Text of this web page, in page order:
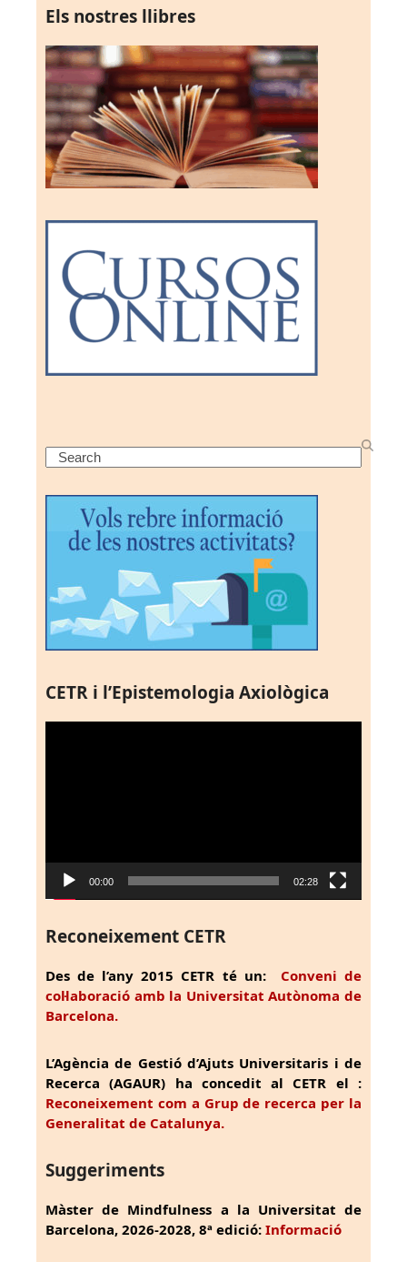
Els nostres llibres
Search
CETR i l’Epistemologia Axiològica
00:00 02:28
Reconeixement CETR
Des de l’any 2015 CETR té un: Conveni de
col·laboració amb la Universitat Autònoma de
Barcelona.
L’Agència de Gestió d’Ajuts Universitaris i de
Recerca (AGAUR) ha concedit al CETR el :
Reconeixement com a Grup de recerca per la
Generalitat de Catalunya.
Suggeriments
Màster de Mindfulness a la Universitat de
Barcelona, 2026-2028, 8ª edició: Informació